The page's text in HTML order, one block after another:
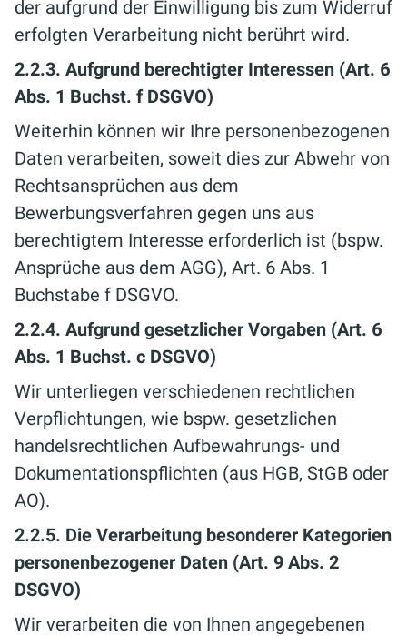
der aufgrund der Einwilligung bis zum Widerruf
erfolgten Verarbeitung nicht berührt wird.
2.2.3. Aufgrund berechtigter Interessen (Art. 6
Abs. 1 Buchst. f DSGVO)
Weiterhin können wir Ihre personenbezogenen
Daten verarbeiten, soweit dies zur Abwehr von
Rechtsansprüchen aus dem
Bewerbungsverfahren gegen uns aus
berechtigtem Interesse erforderlich ist (bspw.
Ansprüche aus dem AGG), Art. 6 Abs. 1
Buchstabe f DSGVO.
2.2.4. Aufgrund gesetzlicher Vorgaben (Art. 6
Abs. 1 Buchst. c DSGVO)
Wir unterliegen verschiedenen rechtlichen
Verpflichtungen, wie bspw. gesetzlichen
handelsrechtlichen Aufbewahrungs- und
Dokumentationspflichten (aus HGB, StGB oder
AO).
2.2.5. Die Verarbeitung besonderer Kategorien
personenbezogener Daten (Art. 9 Abs. 2
DSGVO)
Wir verarbeiten die von Ihnen angegebenen